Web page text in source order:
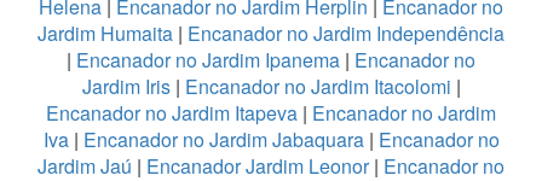
Helena | Encanador no Jardim Herplin | Encanador no
Jardim Humaita | Encanador no Jardim Independência
| Encanador no Jardim Ipanema | Encanador no
Jardim Iris| Encanador no Jardim Itacolomi |
Encanador no Jardim Itapeva | Encanador no Jardim
Iva| Encanador no Jardim Jabaquara| Encanador no
Jardim Jaú | Encanador Jardim Leonor| Encanador no